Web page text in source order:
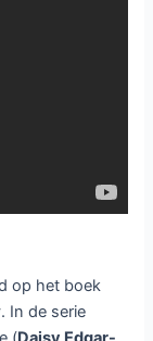
op het boek
In de serie